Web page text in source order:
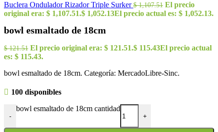
Buclera Ondulador Rizador Triple Surker$1,107.51 El precio
original era: $ 1,107.51.$ 1,052.13El precio actual es: $ 1,052.13.
bowl esmaltado de 18cm
$121.51 El precio original era: $ 121.51.$ 115.43El precio actual
es: $ 115.43.
bowl esmaltado de 18cm. Categoría: MercadoLibre-Sinc.
100 disponibles
-
bowl esmaltado de 18cm cantidad
+